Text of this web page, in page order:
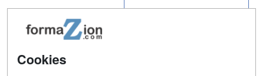
Acceso Usuarios
Acceso Centros
Cookies